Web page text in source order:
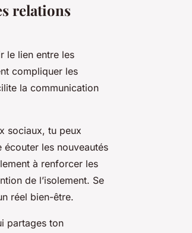
relations
le lien entre les
compliquer les
la communication
sociaux, tu peux
les nouveautés
à renforcer les
de l’isolement. Se
réel bien-être.
partages ton